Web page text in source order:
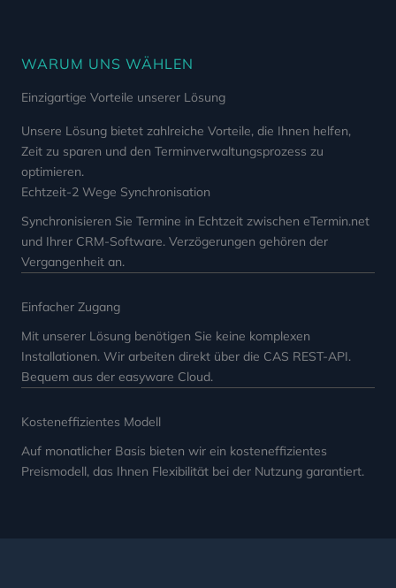
WARUM UNS WÄHLEN
Einzigartige Vorteile unserer Lösung
Unsere Lösung bietet zahlreiche Vorteile, die Ihnen helfen,
Zeit zu sparen und den Terminverwaltungsprozess zu
optimieren.
Echtzeit-2 Wege Synchronisation
Synchronisieren Sie Termine in Echtzeit zwischen eTermin.net
und Ihrer CRM-Software. Verzögerungen gehören der
Vergangenheit an.
Einfacher Zugang
Mit unserer Lösung benötigen Sie keine komplexen
Installationen. Wir arbeiten direkt über die CAS REST-API.
Bequem aus der easyware Cloud.
Kosteneffizientes Modell
Auf monatlicher Basis bieten wir ein kosteneffizientes
Preismodell, das Ihnen Flexibilität bei der Nutzung garantiert.